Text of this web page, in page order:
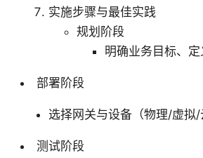
实施步骤与最佳实践
规划阶段
明确业务目标、
部署阶段
选择网关与设备（物理/虚拟/
测试阶段